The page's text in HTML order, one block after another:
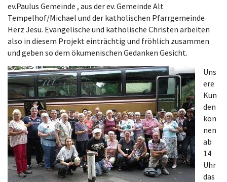
ev.Paulus Gemeinde , aus der ev. Gemeinde Alt
Tempelhof/Michael und der katholischen Pfarrgemeinde
Herz Jesu. Evangelische und katholische Christen arbeiten
also in diesem Projekt einträchtig und fröhlich zusammen
und geben so dem ökumenischen Gedanken Gesicht.
Uns
ere
Kun
den
kön
nen
ab
14
Uhr
das